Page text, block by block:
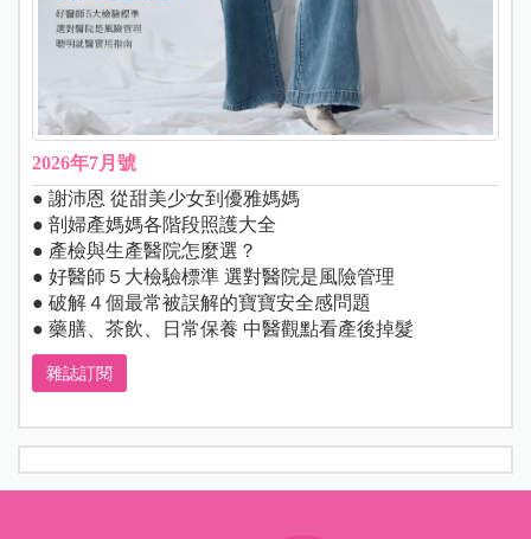
2026年7月號
● 謝沛恩 從甜美少女到優雅媽媽
● 剖婦產媽媽各階段照護大全
● 產檢與生產醫院怎麼選？
● 好醫師５大檢驗標準 選對醫院是風險管理
● 破解４個最常被誤解的寶寶安全感問題
● 藥膳、茶飲、日常保養 中醫觀點看產後掉髮
雜誌訂閱